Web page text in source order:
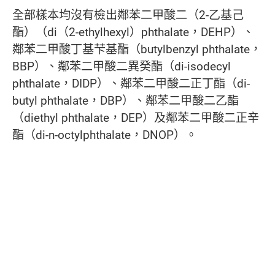
全部樣本均沒有檢出鄰苯二甲酸二（2-乙基己
酯）（di（2-ethylhexyl）phthalate，DEHP）、
鄰苯二甲酸丁基芐基酯（butylbenzyl phthalate，
BBP）、鄰苯二甲酸二異癸酯（di-isodecyl
phthalate，DIDP）、鄰苯二甲酸二正丁酯（di-
butyl phthalate，DBP）、鄰苯二甲酸二乙酯
（diethyl phthalate，DEP）及鄰苯二甲酸二正辛
酯（di-n-octylphthalate，DNOP）。